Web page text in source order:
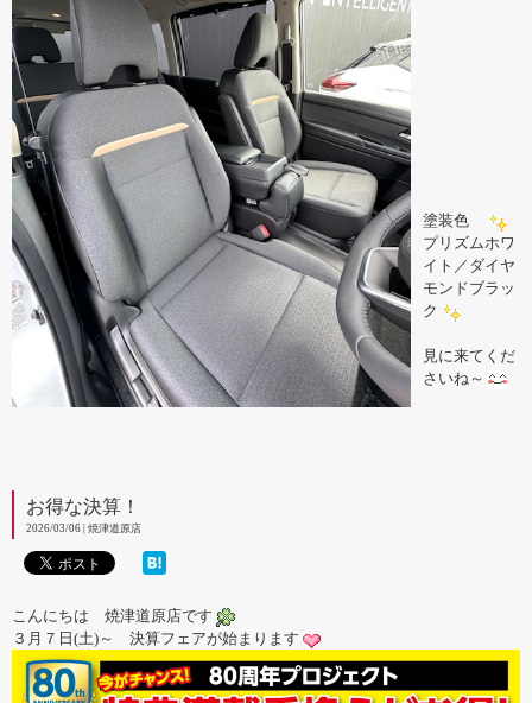
塗装色
プリズムホワ
イト／ダイヤ
モンドブラッ
ク
見に来てくだ
さいね～
お得な決算！
2026/03/06 | 焼津道原店
こんにちは 焼津道原店です
３月７日(土)～ 決算フェアが始まります